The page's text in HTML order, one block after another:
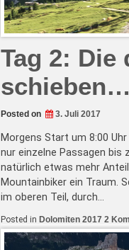
Tag 2: Die
schieben…
Posted on 3. Juli 2017
Morgens Start um 8:00
nur einzelne Passagen bis
natürlich etwas mehr
Mountainbiker ein Traum.
im oberen Teil, durch…
Posted in Dolomiten 2017 2